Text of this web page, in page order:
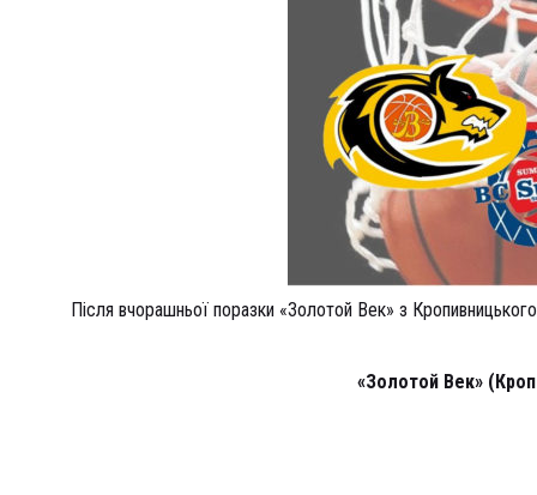
Після вчорашньої поразки «Золотой Век» з
«Золотой Век»